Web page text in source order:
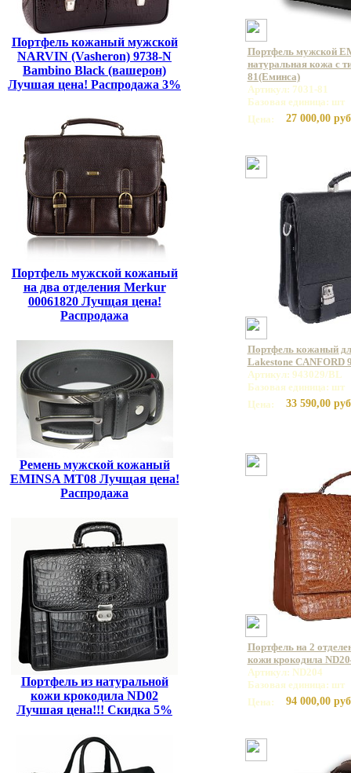
Портфель кожаный мужской
NARVIN (Vasheron) 9738-N
Bambino Black (вашерон)
Лучшая цена! Распродажа 3%
Портфель мужской кожаный
на два отделения Merkur
00061820 Лучщая цена!
Распродажа
Ремень мужской кожаный
EMINSA MT08 Лучщая цена!
Распродажа
Портфель из натуральной
кожи крокодила ND02
Лучшая цена!!! Скидка 5%
Портфель мужской
натуральная кожа с
81(Еминса)
Артикул: 7031-81
Базовая единица: шт
Цена:
27 000,00
Портфель кожаный
Lakestone CANFORD
Артикул: 943029/BL
Базовая единица: шт
Цена:
33 590,00
Портфель на 2
кожи крокодила
Артикул: ND204
Базовая единица: шт
Цена:
94 000,00